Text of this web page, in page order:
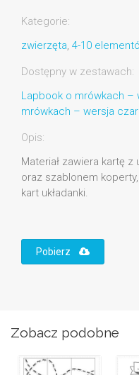
Kategorie:
zwierzęta, 4-10
Dostępny w zestawach:
Lapbook o mrówkach –
mrówkach – wersja
Opis:
Materiał zawiera kartę
oraz szablonem
kart układanki.
Pobierz
Zobacz podobne